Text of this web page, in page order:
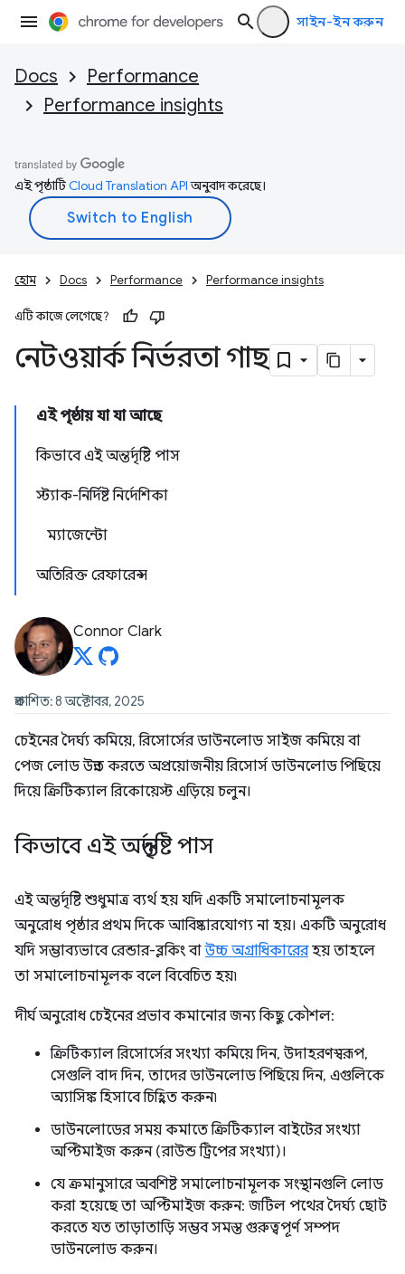
সাইন-ইন করুন
Docs
Performance
Performance insights
এই পৃষ্ঠাটিCloud Translation APIঅনুবাদ করেছে।
হোম Docs Performance Performance insights
এটি কাজে লেগেছে?
নেটওয়ার্ক নির্ভরতা গাছ
এই পৃষ্ঠায় যা যা আছে
কিভাবে এই অন্তর্দৃষ্টি পাস
স্ট্যাক-নির্দিষ্ট নির্দেশিকা
ম্যাজেন্টো
অতিরিক্ত রেফারেন্স
Connor Clark
প্রকাশিত: 8 অক্টোবর, 2025
চেইনের দৈর্ঘ্য কমিয়ে, রিসোর্সের ডাউনলোড সাইজ কমিয়ে বা
পেজ লোড উন্নত করতে অপ্রয়োজনীয় রিসোর্স ডাউনলোড পিছিয়ে
দিয়ে ক্রিটিক্যাল রিকোয়েস্ট এড়িয়ে চলুন।
কিভাবে এই অন্তর্দৃষ্টি পাস
এই অন্তর্দৃষ্টি শুধুমাত্র ব্যর্থ হয় যদি একটি সমালোচনামূলক
অনুরোধ পৃষ্ঠার প্রথম দিকে আবিষ্কারযোগ্য না হয়। একটি অনুরোধ
যদি সম্ভাব্যভাবে রেন্ডার-ব্লকিং বাউচ্চ অগ্রাধিকারেরহয় তাহলে
তা সমালোচনামূলক বলে বিবেচিত হয়৷
দীর্ঘ অনুরোধ চেইনের প্রভাব কমানোর জন্য কিছু কৌশল:
ক্রিটিক্যাল রিসোর্সের সংখ্যা কমিয়ে দিন, উদাহরণস্বরূপ,
সেগুলি বাদ দিন, তাদের ডাউনলোড পিছিয়ে দিন, এগুলিকে
অ্যাসিঙ্ক হিসাবে চিহ্নিত করুন৷
ডাউনলোডের সময় কমাতে ক্রিটিক্যাল বাইটের সংখ্যা
অপ্টিমাইজ করুন (রাউন্ড ট্রিপের সংখ্যা)।
যে ক্রমানুসারে অবশিষ্ট সমালোচনামূলক সংস্থানগুলি লোড
করা হয়েছে তা অপ্টিমাইজ করুন: জটিল পথের দৈর্ঘ্য ছোট
করতে যত তাড়াতাড়ি সম্ভব সমস্ত গুরুত্বপূর্ণ সম্পদ
ডাউনলোড করুন।